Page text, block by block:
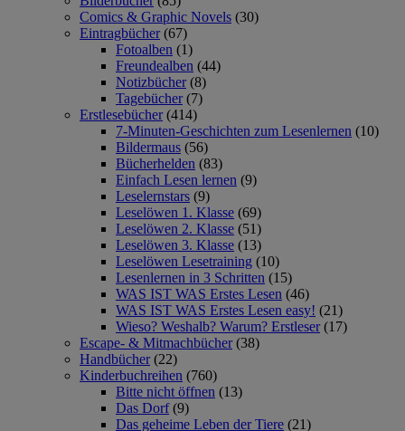
Comics & Graphic Novels (30)
Eintragbücher (67)
Fotoalben (1)
Freundealben (44)
Notizbücher (8)
Tagebücher (7)
Erstlesebücher (414)
7-Minuten-Geschichten zum Lesenlernen (10)
Bildermaus (56)
Bücherhelden (83)
Einfach Lesen lernen (9)
Leselernstars (9)
Leselöwen 1. Klasse (69)
Leselöwen 2. Klasse (51)
Leselöwen 3. Klasse (13)
Leselöwen Lesetraining (10)
Lesenlernen in 3 Schritten (15)
WAS IST WAS Erstes Lesen (46)
WAS IST WAS Erstes Lesen easy! (21)
Wieso? Weshalb? Warum? Erstleser (17)
Escape- & Mitmachbücher (38)
Handbücher (22)
Kinderbuchreihen (760)
Bitte nicht öffnen (13)
Das Dorf (9)
Das geheime Leben der Tiere (21)